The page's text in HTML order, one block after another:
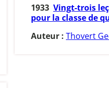
1933 Vingt-trois
pour la classe de
Auteur : Thovert